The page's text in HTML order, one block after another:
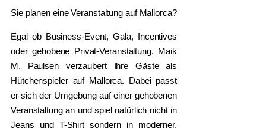
Sie planen eine Veranstaltung auf Mallorca?
Egal ob Business-Event, Gala, Incentives
oder gehobene Privat-Veranstaltung, Maik
M. Paulsen verzaubert Ihre Gäste als
Hütchenspieler auf Mallorca. Dabei passt
er sich der Umgebung auf einer gehobenen
Veranstaltung an und spiel natürlich nicht in
Jeans und T-Shirt sondern in moderner,